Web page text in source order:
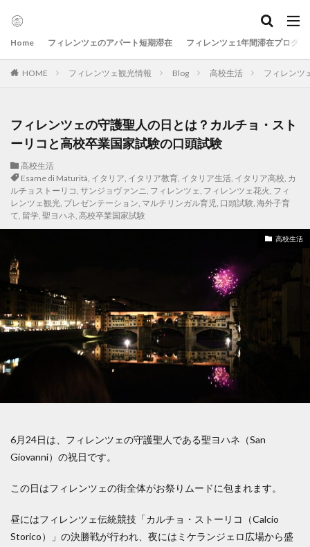
Home フィレンツェのアパート短期滞在 フィレンツェ1年間滞在プログラ
HOME フィレンツェ観光情報 Blog 高校生活 フィレンツ
フィレンツェの守護聖人の日とは？カルチョ・スト
ーリコと高校卒業国家試験の口頭試験
高校生活
Esame di Maturità, イタリア, イタリア教育, イタリア生活, イタリア高校, カ
ルチョストーリコ, サンジョヴァンニ, フィレンツェ, フィレンツェ花火, フィ
レンツェ観光, プレゼンテーション, マルチリンガル育児, 口頭試験, 海外子育
て, 留学, 聖ヨハネ, 高校卒業国家試験
高校生活
6月24日は、フィレンツェの守護聖人である聖ヨハネ（San
Giovanni）の祝日です。
この日はフィレンツェの街全体がお祭りムードに包まれます。
昼にはフィレンツェ伝統競技「カルチョ・ストーリコ（Calcio
Storico）」の決勝戦が行われ、夜にはミケランジェロ広場から盛